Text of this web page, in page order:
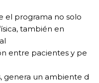
el programa no solo
también en
entre pacientes y pe
genera un ambiente d